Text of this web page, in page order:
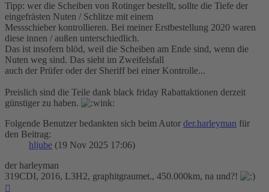
Tipp: wer die Scheiben von Rotinger bestellt, sollte die Tiefe der
eingefrästen Nuten / Schlitze mit einem
Messschieber kontrollieren. Bei meiner Erstbestellung 2020 waren
diese innen / außen unterschiedlich.
Das ist insofern blöd, weil die Scheiben am Ende sind, wenn die
Nuten weg sind. Das sieht im Zweifelsfall
auch der Prüfer oder der Sheriff bei einer Kontrolle...
Preislich sind die Teile dank black friday Rabattaktionen derzeit
günstiger zu haben.
Folgende Benutzer bedankten sich beim Autor der.harleyman für
den Beitrag:
hljube (19 Nov 2025 17:06)
der harleyman
319CDI, 2016, L3H2, graphitgraumet., 450.000km, na und?!